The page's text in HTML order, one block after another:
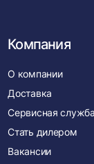
Компания
О компании
Доставка
Сервисная служба
Стать дилером
Вакансии